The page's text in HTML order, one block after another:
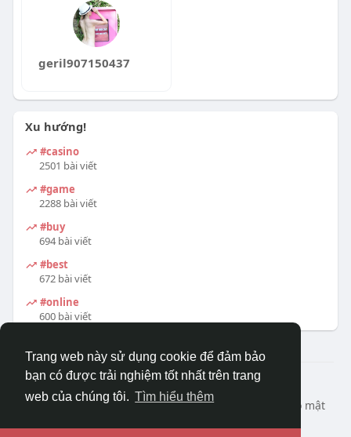
Trang web này sử dụng cookie để đảm bảo
bạn có được trải nghiệm tốt nhất trên trang
web của chúng tôi. Tìm hiểu thêm
geril907150437
Xu hướng!
#casino
2501 bài viết
#game
2288 bài viết
#buy
694 bài viết
#best
672 bài viết
#online
600 bài viết
© 2026 DRVIET.COM
Nhà
Bao Quát Liên hệ chúng tôi
Chính sách bảo mật